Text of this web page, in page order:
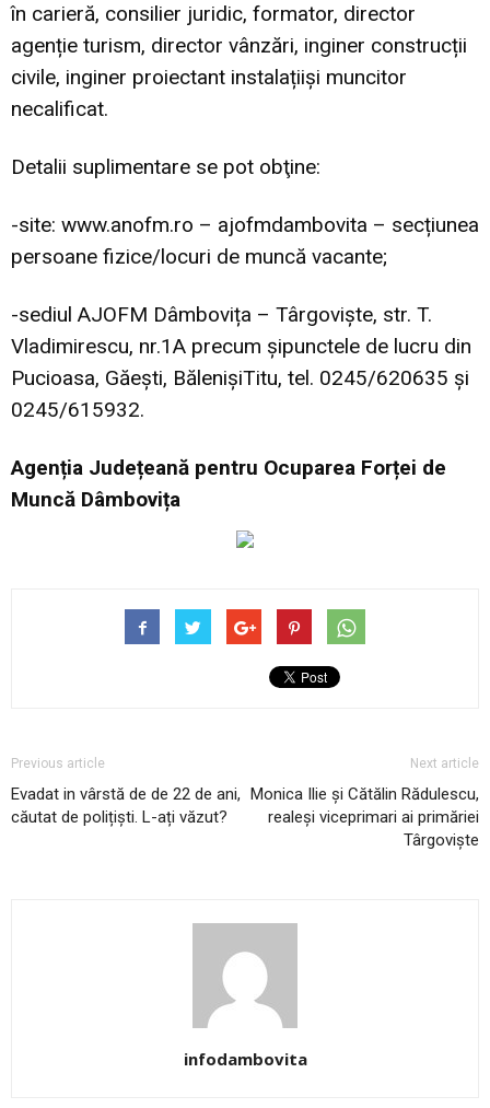
în carieră, consilier juridic, formator, director
agenție turism, director vânzări, inginer construcții
civile, inginer proiectant instalațiiși muncitor
necalificat.
Detalii suplimentare se pot obţine:
-site: www.anofm.ro – ajofmdambovita – secțiunea
persoane fizice/locuri de muncă vacante;
-sediul AJOFM Dâmbovița – Târgoviște, str. T.
Vladimirescu, nr.1A precum șipunctele de lucru din
Pucioasa, Găești, BălenișiTitu, tel. 0245/620635 și
0245/615932.
Agenția Județeană pentru Ocuparea Forței de
Muncă Dâmbovița
Previous article
Evadat in vârstă de de 22 de ani,
căutat de polițiști. L-ați văzut?
Next article
Monica Ilie și Cătălin Rădulescu,
realeși viceprimari ai primăriei
Târgoviște
infodambovita